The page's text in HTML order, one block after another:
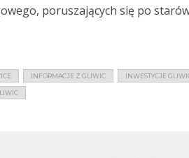
poruszających się po
INFORMACJE Z GLIWIC INWESTYCJE